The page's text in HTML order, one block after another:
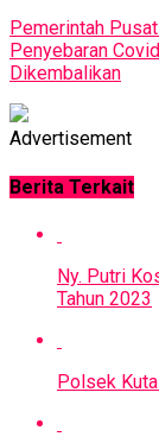
Pemerintah
Penyebaran
Dikembalikan
Advertisement
Berita Terkait
Ny. Putri
Tahun 2023
Polsek